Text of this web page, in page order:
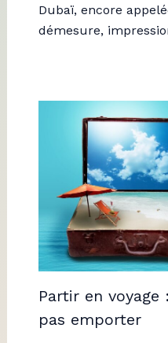
Dubaï, encore
démesure,
Partir en voyage
pas emporter